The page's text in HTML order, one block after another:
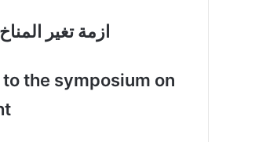
ازمة تغير
the symposium on